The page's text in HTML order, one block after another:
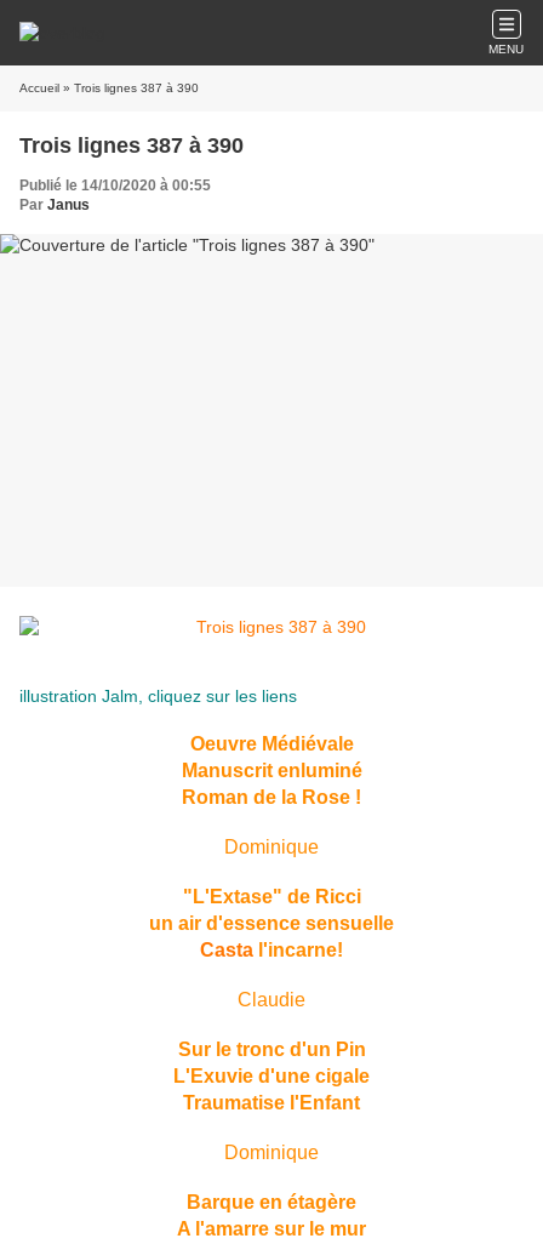
MENU
Accueil » Trois lignes 387 à 390
Trois lignes 387 à 390
Publié le 14/10/2020 à 00:55
Par Janus
illustration Jalm, cliquez sur les liens
Oeuvre Médiévale
Manuscrit enluminé
Roman de la Rose !
Dominique
"L'Extase" de Ricci
un air d'essence sensuelle
Casta l'incarne!
Claudie
Sur le tronc d'un Pin
L' Exuvie d'une cigale
Traumatise l'Enfant
Dominique
Barque en étagère
A l'amarre sur le mur